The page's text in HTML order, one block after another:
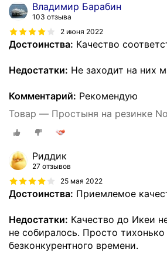
Владимир Барабин
103 отзыва
2 июня 2022
Достоинства: Качество
Недостатки: Не заходит на них
Комментарий: Рекомендую
Товар — Простыня на резинке
Риддик
27 отзывов
25 мая 2022
Достоинства: Приемлемое
Недостатки: Качество до Икеи
не собиралось. Просто
безконкурентного времени.